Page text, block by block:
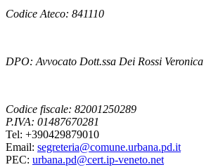
Codice Ateco: 841110
DPO: Avvocato Dott.ssa Dei Rossi Veronica
Codice fiscale: 82001250289
P.IVA: 01487670281
Tel: +390429879010
Email: segreteria@comune.urbana.pd.it
PEC: urbana.pd@cert.ip-veneto.net